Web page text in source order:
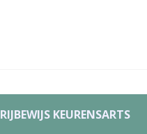
RIJBEWIJS KEURENSARTS